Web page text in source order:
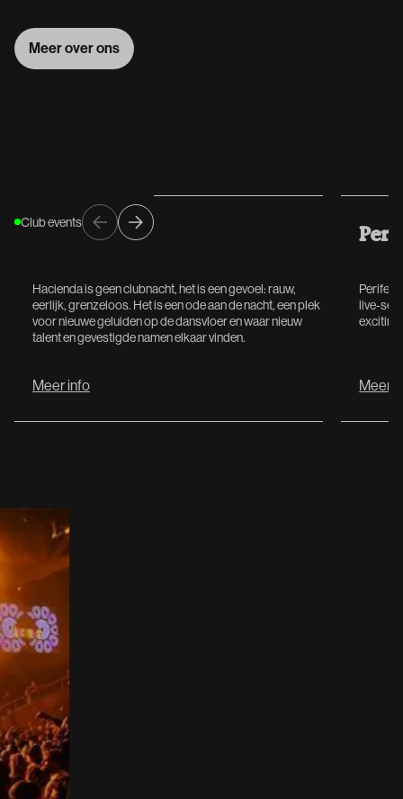
Meer over ons
Club events
Hacienda
Hacienda is geen clubnacht, het is een gevoel: rauw,
eerlijk, grenzeloos. Het is een ode aan de nacht, een plek
voor nieuwe geluiden op de dansvloer en waar nieuw
talent en gevestigde namen elkaar vinden.
Meer info
Perifest
live-
exciting
Meer